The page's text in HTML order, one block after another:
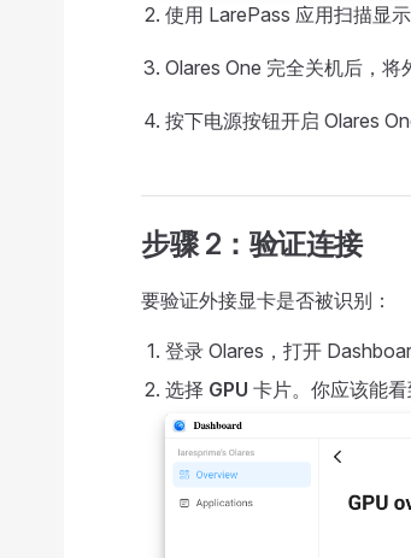
使用 LarePass 应用扫描显
Olares One 完全关机后，将
按下电源按钮开启 Olares
步骤 2：验证连接
要验证外接显卡是否被识别：
登录 Olares，打开
选择 GPU 卡片。你应该能看